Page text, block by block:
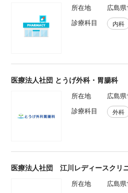
所在地
広島
診療科目
内科
医療法人社団 とうげ外科・胃腸科
所在地
広島
診療科目
外科
医療法人社団 江川レディースクリ
所在地
広島